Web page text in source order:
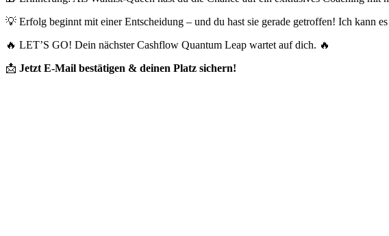
💡 Erfolg beginnt mit einer Entscheidung – und du hast sie gerade getroffen! Ich kann
🔥 LET’S GO! Dein nächster Cashflow Quantum Leap wartet auf dich. 🔥
📩 Jetzt E-Mail bestätigen & deinen Platz sichern!